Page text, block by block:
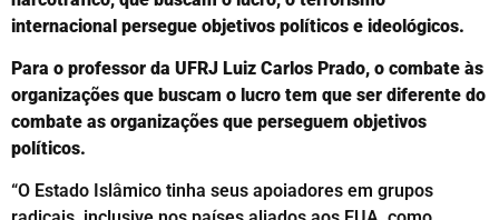
internacional persegue objetivos políticos e ideológicos.
Para o professor da UFRJ Luiz Carlos Prado, o combate às
organizações que buscam o lucro tem que ser diferente do
combate as organizações que perseguem objetivos
políticos.
“O Estado Islâmico tinha seus apoiadores em grupos